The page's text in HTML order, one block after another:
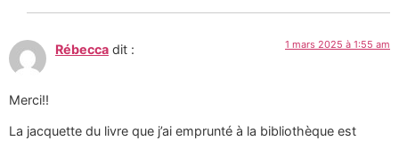
Rébecca dit : 1 mars 2025 à 1:55 am
Merci!!
La jacquette du livre que j’ai emprunté à la bibliothèque est